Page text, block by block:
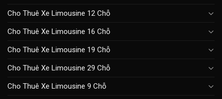
Cho Thuê Xe Limousine 12 Chỗ
Cho Thuê Xe Limousine 16 Chỗ
Cho Thuê Xe Limousine 19 Chỗ
Cho Thuê Xe Limousine 29 Chỗ
Cho Thuê Xe Limousine 9 Chỗ